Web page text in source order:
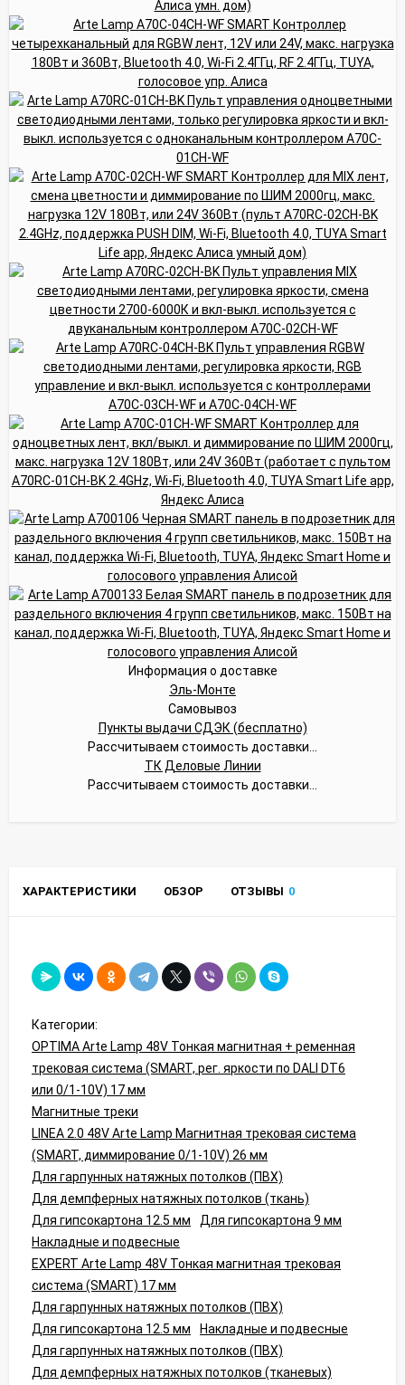
Информация о доставке
Эль-Монте
Самовывоз
Пункты выдачи СДЭК (бесплатно)
Рассчитываем стоимость доставки...
ТК Деловые Линии
Рассчитываем стоимость доставки...
ХАРАКТЕРИСТИКИ ОБЗОР ОТЗЫВЫ 0
Категории:
OPTIMA Arte Lamp 48V Тонкая магнитная + ременная
трековая система (SMART, рег. яркости по DALI DT6
или 0/1-10V) 17 мм
Магнитные треки
LINEA 2.0 48V Arte Lamp Магнитная трековая система
(SMART, диммирование 0/1-10V) 26 мм
Для гарпунных натяжных потолков (ПВХ)
Для демпферных натяжных потолков (ткань)
Для гипсокартона 12.5 мм
Для гипсокартона 9 мм
Накладные и подвесные
EXPERT Arte Lamp 48V Тонкая магнитная трековая
система (SMART) 17 мм
Для гарпунных натяжных потолков (ПВХ)
Для гипсокартона 12.5 мм
Накладные и подвесные
Для гарпунных натяжных потолков (ПВХ)
Для демпферных натяжных потолков (тканевых)